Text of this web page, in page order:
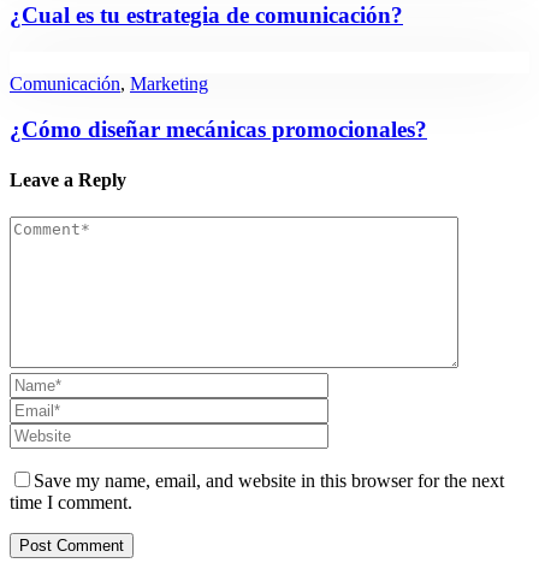
¿Cual es tu estrategia de comunicación?
Comunicación, Marketing
¿Cómo diseñar mecánicas promocionales?
Leave a Reply
Save my name, email, and website in this browser for the next
time I comment.